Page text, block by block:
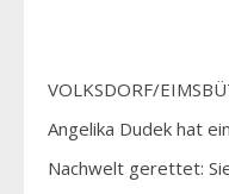
VOLKSDORF/
Angelika Dudek hat
Nachwelt gerettet: